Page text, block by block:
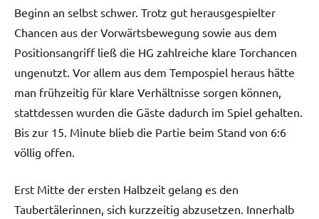
Beginn an selbst schwer. Trotz gut herausgespielter
Chancen aus der Vorwärtsbewegung sowie aus dem
Positionsangriff ließ die HG zahlreiche klare Torchancen
ungenutzt. Vor allem aus dem Tempospiel heraus hätte
man frühzeitig für klare Verhältnisse sorgen können,
stattdessen wurden die Gäste dadurch im Spiel gehalten.
Bis zur 15. Minute blieb die Partie beim Stand von 6:6
völlig offen.
Erst Mitte der ersten Halbzeit gelang es den
Taubertälerinnen, sich kurzzeitig abzusetzen. Innerhalb